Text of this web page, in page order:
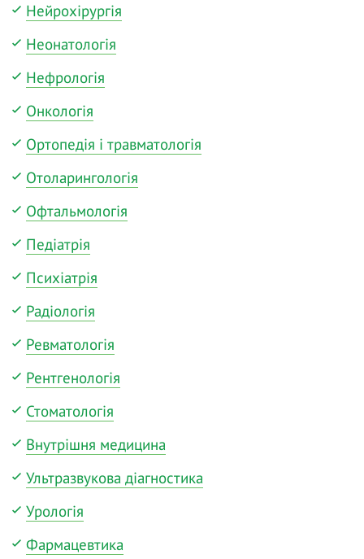
Нейрохірургія
Неонатологія
Нефрологія
Онкологія
Ортопедія і травматологія
Отоларингологія
Офтальмологія
Педіатрія
Психіатрія
Радіологія
Ревматологія
Рентгенологія
Стоматологія
Внутрішня медицина
Ультразвукова діагностика
Урологія
Фармацевтика